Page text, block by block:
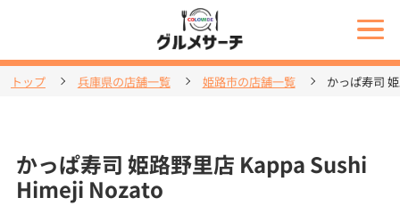
トップ 兵庫県の店舗一覧 姫路市の店舗一覧 かっぱ寿司
かっぱ寿司 姫路野里店 Kappa Sushi
Himeji Nozato